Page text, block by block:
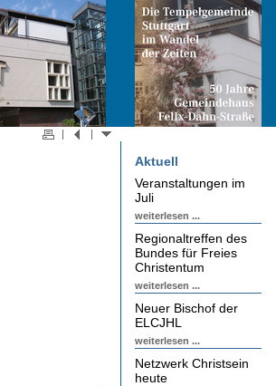
Aktuell
Veranstaltungen im
Juli
weiterlesen ...
Regionaltreffen des
Bundes für Freies
Christentum
weiterlesen ...
Neuer Bischof der
ELCJHL
weiterlesen ...
Netzwerk Christsein
heute